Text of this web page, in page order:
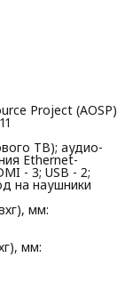
Project (AOSP)
ТВ); аудио-
Ethernet-
- 3; USB - 2;
на наушники
мм:
мм: